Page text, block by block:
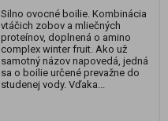
Silno ovocné boilie. Kombinácia
vtáčich zobov a mliečných
proteínov, doplnená o amino
complex winter fruit. Ako už
samotný názov napovedá, jedná
sa o boilie určené prevažne do
studenej vody. Vďaka...